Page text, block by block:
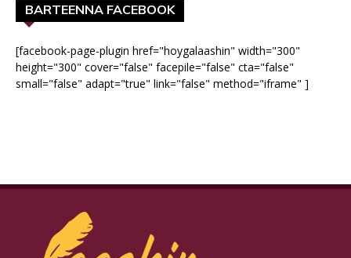
BARTEENNA FACEBOOK
[facebook-page-plugin href="hoygalaashin" width="300"
height="300" cover="false" facepile="false" cta="false"
small="false" adapt="true" link="false" method="iframe" ]